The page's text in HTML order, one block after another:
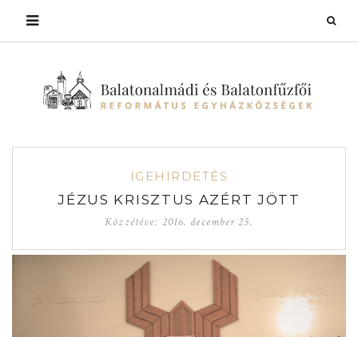
IGEHIRDETÉS
JÉZUS KRISZTUS AZÉRT JÖTT
Közzétéve: 2016. december 25.